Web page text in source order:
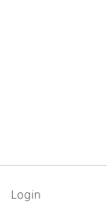
Login